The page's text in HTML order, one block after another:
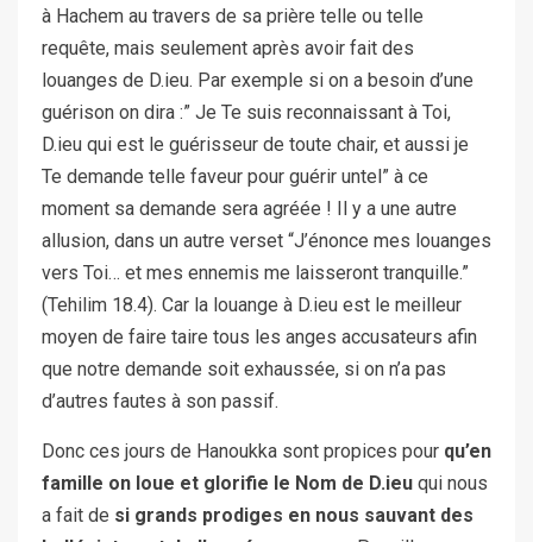
à Hachem au travers de sa prière telle ou telle
requête, mais seulement après avoir fait des
louanges de D.ieu. Par exemple si on a besoin d’une
guérison on dira :” Je Te suis reconnaissant à Toi,
D.ieu qui est le guérisseur de toute chair, et aussi je
Te demande telle faveur pour guérir untel” à ce
moment sa demande sera agréée ! Il y a une autre
allusion, dans un autre verset “J’énonce mes louanges
vers Toi… et mes ennemis me laisseront tranquille.”
(Tehilim 18.4). Car la louange à D.ieu est le meilleur
moyen de faire taire tous les anges accusateurs afin
que notre demande soit exhaussée, si on n’a pas
d’autres fautes à son passif.
Donc ces jours de Hanoukka sont propices pour qu’en
famille on loue et glorifie le Nom de D.ieu qui nous
a fait de si grands prodiges en nous sauvant des